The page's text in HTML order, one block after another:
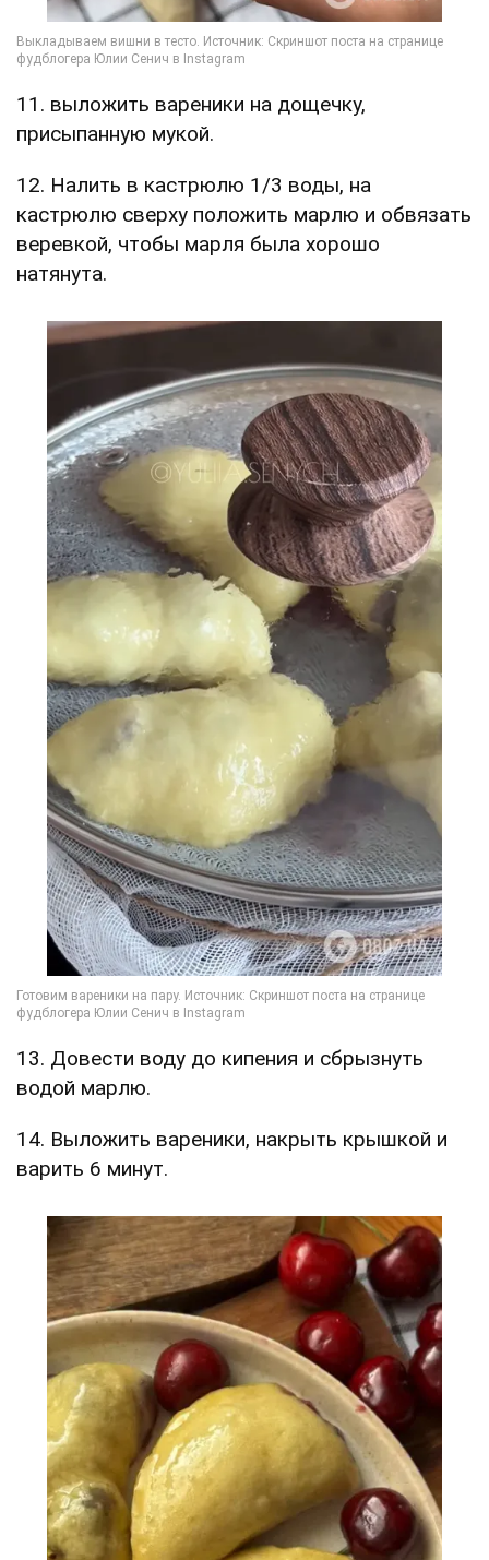
11. выложить вареники на дощечку,
присыпанную мукой.
12. Налить в кастрюлю 1/3 воды, на
кастрюлю сверху положить марлю и обвязать
веревкой, чтобы марля была хорошо
натянута.
13. Довести воду до кипения и сбрызнуть
водой марлю.
14. Выложить вареники, накрыть крышкой и
варить 6 минут.